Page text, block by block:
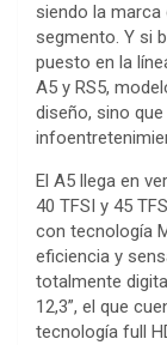
siendo la marca
segmento. Y si
puesto en la
A5 y RS5,
diseño, sino
El A5 llega en
40 TFSI y 45
con tecnología
eficiencia y
totalmente
12,3”, el que
tecnología full